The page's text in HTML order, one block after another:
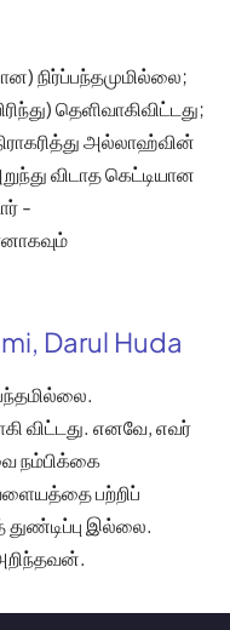
நிர்ப்பந்தமுமில்லை;
தெளிவாகிவிட்டது;
அல்லாஹ்வின்
விடாத கெட்டியான
-
Darul Huda
விட்டது. எனவே, எவர்
நம்பிக்கை
பற்றிப்
இல்லை.